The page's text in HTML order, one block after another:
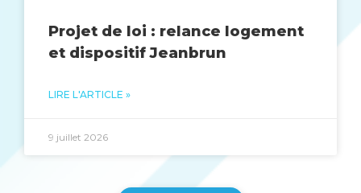
Projet de loi : relance logement
et dispositif Jeanbrun
LIRE L'ARTICLE »
9 juillet 2026